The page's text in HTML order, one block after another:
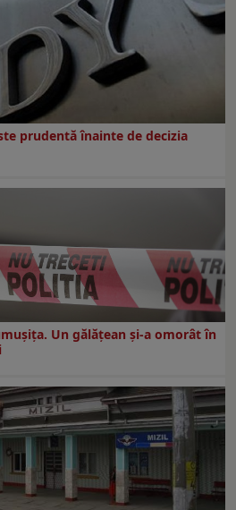
prudentă înainte de decizia
Un gălățean și-a omorât în